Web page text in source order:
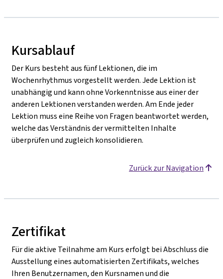
Kursablauf
Der Kurs besteht aus fünf Lektionen, die im
Wochenrhythmus vorgestellt werden. Jede Lektion ist
unabhängig und kann ohne Vorkenntnisse aus einer der
anderen Lektionen verstanden werden. Am Ende jeder
Lektion muss eine Reihe von Fragen beantwortet werden,
welche das Verständnis der vermittelten Inhalte
überprüfen und zugleich konsolidieren.
Zurück zur Navigation
Zertifikat
Für die aktive Teilnahme am Kurs erfolgt bei Abschluss die
Ausstellung eines automatisierten Zertifikats, welches
Ihren Benutzernamen, den Kursnamen und die